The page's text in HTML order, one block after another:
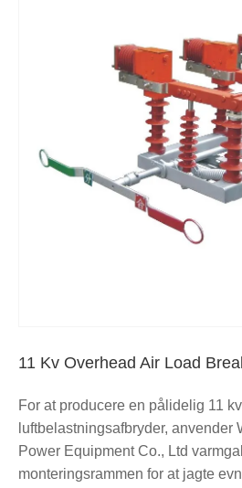
11 Kv Overhead Air Load
For at producere en pålidelig 11
luftbelastningsafbryder, anvender
Power Equipment Co., Ltd
monteringsrammen for at jagte